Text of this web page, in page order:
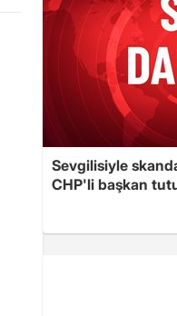
Sevgilisiyle
CHP'li başkan